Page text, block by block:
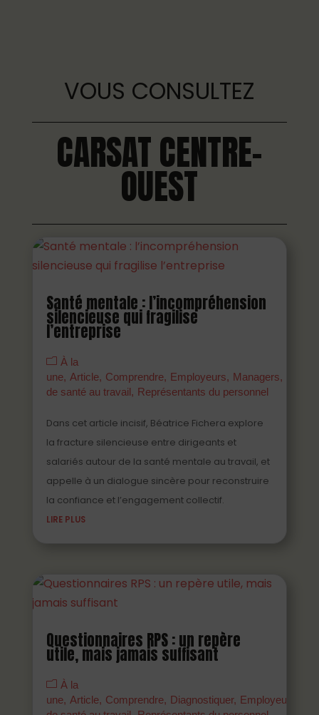
VOUS CONSULTEZ
CARSAT CENTRE-
OUEST
Santé mentale : l’incompréhension
silencieuse qui fragilise
l’entreprise
À la
une Article Comprendre Employeurs Managers
de santé au travail
Représentants du personnel
Dans cet article incisif, Béatrice Fichera explore
la fracture silencieuse entre dirigeants et
salariés autour de la santé mentale au travail, et
appelle à un dialogue sincère pour reconstruire
la confiance et l’engagement collectif.
LIRE PLUS
Questionnaires RPS : un repère
utile, mais jamais suffisant
À la
une
Article Comprendre Diagnostiquer Employeurs